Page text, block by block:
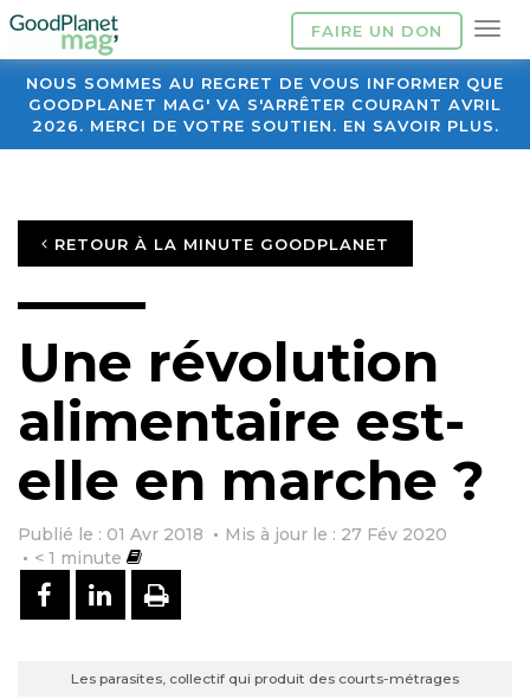
FAIRE UN DON
NOUS SOMMES AU REGRET DE VOUS INFORMER QUE
GOODPLANET MAG' VA S'ARRÊTER COURANT AVRIL
2026. MERCI DE VOTRE SOUTIEN. EN SAVOIR PLUS.
RETOUR À LA MINUTE GOODPLANET
Une révolution
alimentaire est-
elle en marche ?
Publié le : 01 Avr 2018
Mis à jour le : 27 Fév 2020
< 1 minute
PARTAGER SUR FACEBOOK
PARTAGER SUR LINKEDIN
IMPRIMER
Les parasites, collectif qui produit des courts-métrages